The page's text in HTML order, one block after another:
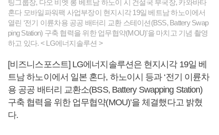
팅그룹장, 다오 비엣 롱 베트남 하노이 시 건설국 부국장, 카와바타
혼다 모바일파워팩 사업부장이 현지시각 19일 베트남 하노이에서
열린 ‘전기 이륜차용 공공 배터리 교환 스테이션(BSS, Battery Swap
ping Station) 구축 협력을 위한 업무협약(MOU)’을 마치고 기념 촬영
하고 있다. < LG에너지솔루션 >
[비즈니스포스트] LG에너지솔루션은 현지시각 19일 베
트남 하노이에서 일본 혼다, 하노이시 등과 ‘전기 이륜차
용 공공 배터리 교환소(BSS, Battery Swapping Station)
구축 협력을 위한 업무협약(MOU)’을 체결했다고 밝혔
다.